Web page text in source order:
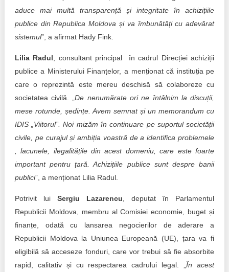
aduce mai multă transparență și integritate în achizițiile
publice din Republica Moldova și va îmbunătăți cu adevărat
sistemul”, a afirmat Hady Fink.
Lilia Radul , consultant principal în cadrul Direcției achiziții
publice a Ministerului Finanțelor, a menționat că instituția pe
care o reprezintă este mereu deschisă să colaboreze cu
societatea civilă. „De nenumărate ori ne întâlnim la discuții,
mese rotunde, ședințe. Avem semnat și un memorandum cu
IDIS „Viitorul”. Noi mizăm în continuare pe suportul societății
civile, pe curajul și ambiția voastră de a identifica problemele
, lacunele, ilegalitățile din acest domeniu, care este foarte
important pentru țară. Achizițiile publice sunt despre banii
publici”, a menționat Lilia Radul.
Potrivit lui Sergiu Lazarencu , deputat în Parlamentul
Republicii Moldova, membru al Comisiei economie, buget și
finanțe, odată cu lansarea negocierilor de aderare a
Republicii Moldova la Uniunea Europeană (UE), țara va fi
eligibilă să acceseze fonduri, care vor trebui să fie absorbite
rapid, calitativ și cu respectarea cadrului legal. „În acest